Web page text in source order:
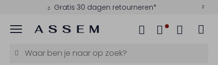
Betaal achteraf met Klarna
Menu